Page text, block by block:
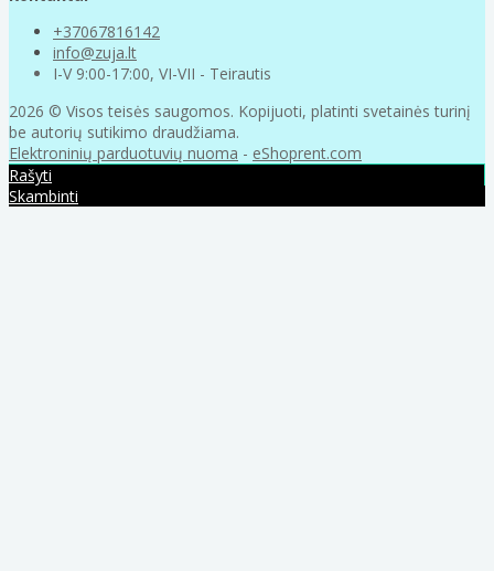
+37067816142
info@zuja.lt
I-V 9:00-17:00, VI-VII - Teirautis
2026 © Visos teisės saugomos. Kopijuoti, platinti svetainės turinį
be autorių sutikimo draudžiama.
Elektroninių parduotuvių nuoma - eShoprent.com
Rašyti
Skambinti